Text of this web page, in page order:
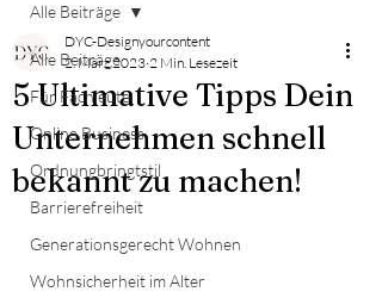
Alle Beiträge
Für Fachleute
Online Business
Ordnungbringtstil
Barrierefreiheit
Generationsgerecht Wohnen
Wohnsicherheit im Alter
Alle Beiträge
5 Ultimative Tipps Dein
Unternehmen schnell
bekannt zu machen!
DYC-Designyourcontent
2. März 2023 2 Min. Lesezeit